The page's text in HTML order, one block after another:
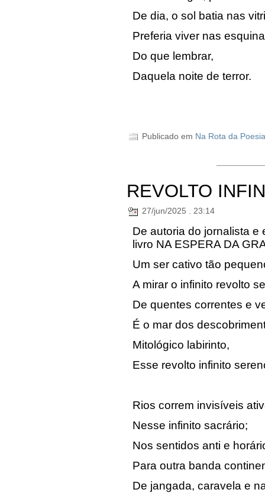
De dia, o sol batia nas
Preferia viver nas
Do que lembrar,
Daquela noite de terror.
Publicado em Na Rota da Poesia
REVOLTO
27/jun/2025 . 23:14
De autoria do jornalista e
livro NA ESPERA DA
Um ser cativo tão
A mirar o infinito revolto
De quentes correntes e
É o mar dos
Mitológico labirinto,
Esse revolto infinito
Rios correm invisíveis
Nesse infinito sacrário;
Nos sentidos anti e
Para outra banda
De jangada, caravela e